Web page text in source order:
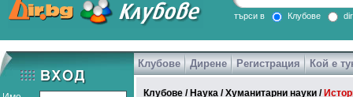
Games
търси в Клубове
Клубове Дирене Регистрация Кой е
Клубове / Наука /Хуманитарни науки /